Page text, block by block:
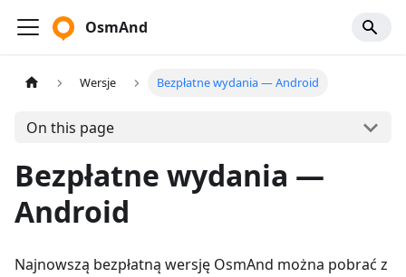
OsmAnd
Wersje Bezpłatne wydania — Android
On this page
Bezpłatne wydania —
Android
Najnowszą bezpłatną wersję OsmAnd można pobrać z